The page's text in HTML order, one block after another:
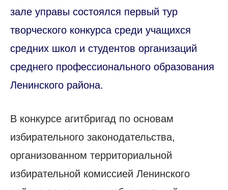
зале управы состоялся первый тур
творческого конкурса среди учащихся
средних школ и студентов организаций
среднего профессионального образования
Ленинского района.
В конкурсе агитбригад по основам
избирательного законодательства,
организованном территориальной
избирательной комиссией Ленинского